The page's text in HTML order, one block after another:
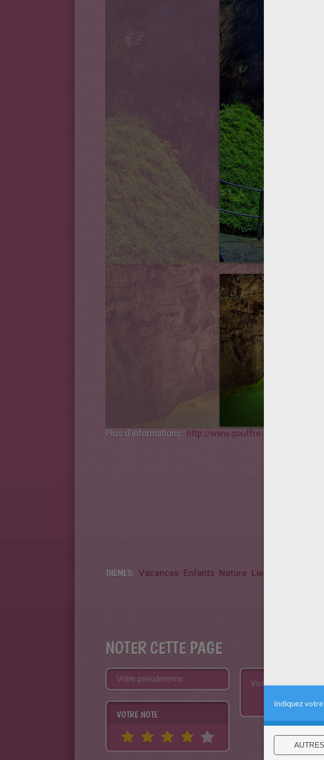
Plus d'informations : http://www.gouffre-de-padirac.com/
THÈMES: Vacances Enfants Nature Lieux Touristiques
NOTER CETTE PAGE
VOTRE NOTE